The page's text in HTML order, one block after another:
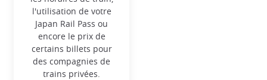
l'utilisation de votre
Japan Rail Pass ou
encore le prix de
certains billets pour
des compagnies de
trains privées.